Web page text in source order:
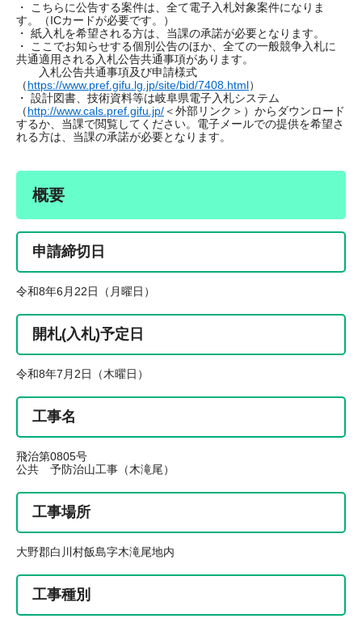
・ こちらに公告する案件は、全て電子入札対象案件になりま
す。（ICカードが必要です。）
・ 紙入札を希望される方は、当課の承諾が必要となります。
・ ここでお知らせする個別公告のほか、全ての一般競争入札に
共通適用される入札公告共通事項があります。
入札公告共通事項及び申請様式
（https://www.pref.gifu.lg.jp/site/bid/7408.html）
・ 設計図書、技術資料等は岐阜県電子入札システム
（http://www.cals.pref.gifu.jp/＜外部リンク＞ ）からダウンロード
するか、当課で閲覧してください。電子メールでの提供を希望さ
れる方は、当課の承諾が必要となります。
概要
申請締切日
令和8年6月22日（月曜日）
開札(入札)予定日
令和8年7月2日（木曜日）
工事名
飛治第0805号
公共 予防治山工事（木滝尾）
工事場所
大野郡白川村飯島字木滝尾地内
工事種別